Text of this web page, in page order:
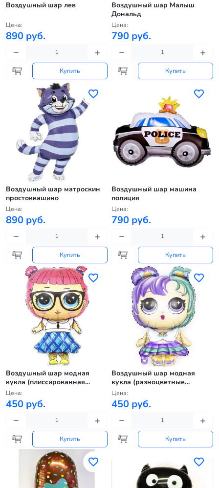
Воздушный шар лев
Цена:
890 руб.
Купить
Воздушный шар Малыш
Дональд
Цена:
790 руб.
Купить
Воздушный шар матроскин
простоквашино
Цена:
890 руб.
Купить
Воздушный шар машина
полиция
Цена:
790 руб.
Купить
Воздушный шар модная
кукла (плиссированная
юбочка)
Цена:
450 руб.
Купить
Воздушный шар модная
кукла (разноцветные
локоны)
Цена:
450 руб.
Купить